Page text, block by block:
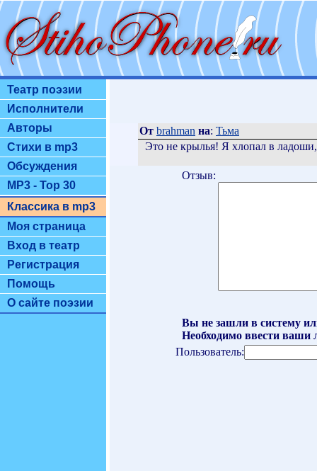
Театр поэзии
Исполнители
Авторы
Стихи в mp3
Обсуждения
MP3 - Top 30
Классика в mp3
Моя страница
Вход в театр
Регистрация
Помощь
О сайте поэзии
От brahman на: Тьма
Это не крылья! Я хлопал в
Отзыв:
Вы не зашли в систему
Необходимо ввести ваши
Пользователь: